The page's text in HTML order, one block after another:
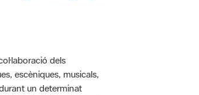
dels
escèniques, musicals,
un determinat